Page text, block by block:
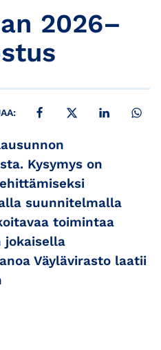
2026–
JAA FACEBOOKISSA
JAA X:SSÄ JAA
Kysymys on
suunnitelmalla
toimintaa
jokaisella
Väylävirasto laatii